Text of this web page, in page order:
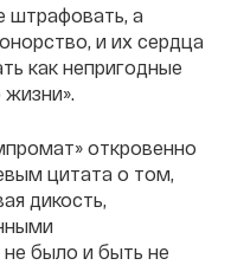
штрафовать, а
и их сердца
как непригодные
откровенно
цитата о том,
дикость,
было и быть не